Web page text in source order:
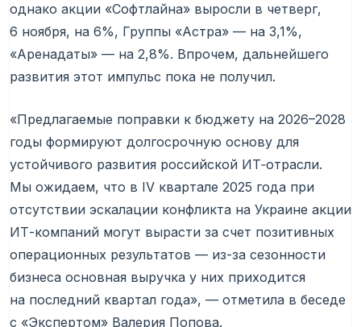
однако акции «Софтлайна» выросли в четверг,
6 ноября, на 6%, Группы «Астра» — на 3,1%,
«Аренадаты» — на 2,8%. Впрочем, дальнейшего
развития этот импульс пока не получил.
«Предлагаемые поправки к бюджету на 2026–2028
годы формируют долгосрочную основу для
устойчивого развития российской ИТ‑отрасли.
Мы ожидаем, что в IV квартале 2025 года при
отсутствии эскалации конфликта на Украине акции
ИТ-компаний могут вырасти за счет позитивных
операционных результатов — из-за сезонности
бизнеса основная выручка у них приходится
на последний квартал года», — отметила в беседе
с «Экспертом» Валерия Попова.